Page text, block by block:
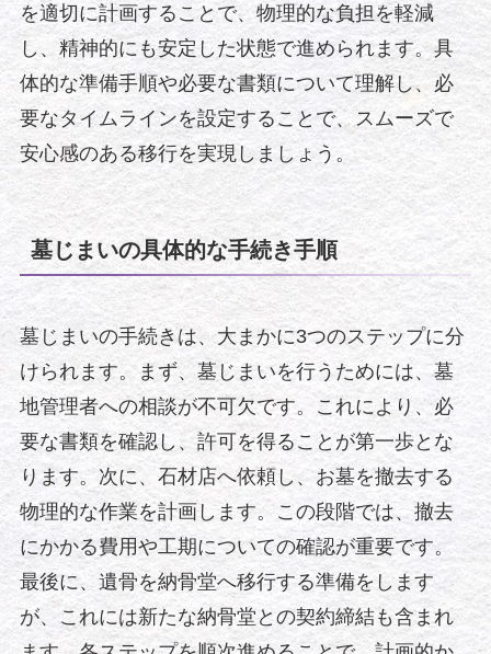
を適切に計画することで、物理的な負担を軽減
し、精神的にも安定した状態で進められます。具
体的な準備手順や必要な書類について理解し、必
要なタイムラインを設定することで、スムーズで
安心感のある移行を実現しましょう。
墓じまいの具体的な手続き手順
墓じまいの手続きは、大まかに3つのステップに分
けられます。まず、墓じまいを行うためには、墓
地管理者への相談が不可欠です。これにより、必
要な書類を確認し、許可を得ることが第一歩とな
ります。次に、石材店へ依頼し、お墓を撤去する
物理的な作業を計画します。この段階では、撤去
にかかる費用や工期についての確認が重要です。
最後に、遺骨を納骨堂へ移行する準備をします
が、これには新たな納骨堂との契約締結も含まれ